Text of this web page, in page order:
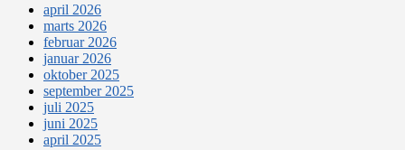
april 2026
marts 2026
februar 2026
januar 2026
oktober 2025
september 2025
juli 2025
juni 2025
april 2025